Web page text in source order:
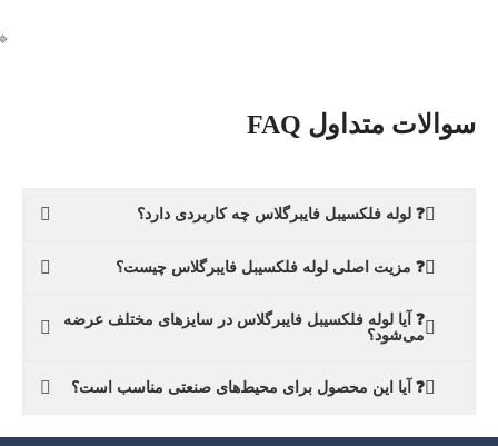
سوالات متداول FAQ
❓ لوله فلکسیبل فایبرگلاس چه کاربردی دارد؟
❓ مزیت اصلی لوله فلکسیبل فایبرگلاس چیست؟
❓ آیا لوله فلکسیبل فایبرگلاس در سایزهای مختلف عرضه
می‌شود؟
❓ آیا این محصول برای محیط‌های صنعتی مناسب است؟